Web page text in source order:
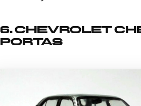
6. CHEVROLET
PORTAS